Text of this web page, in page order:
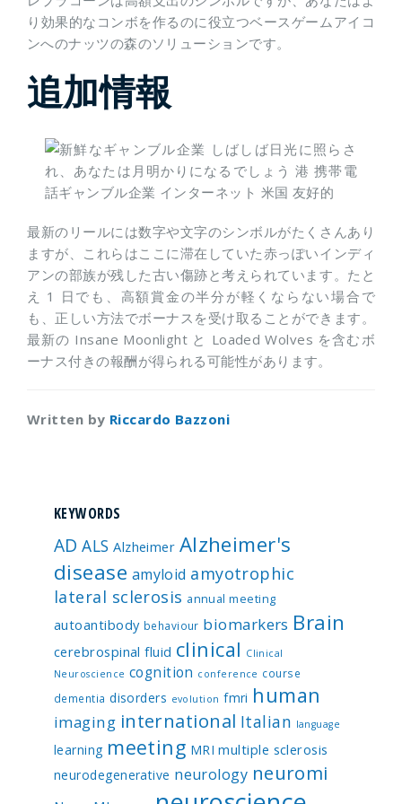
り効果的なコンボを作るのに役立つベースゲームアイコ
ンへのナッツの森のソリューションです。
追加情報
最新のリールには数字や文字のシンボルがたくさんあり
ますが、これらはここに滞在していた赤っぽいインディ
アンの部族が残した古い傷跡と考えられています。たと
え 1 日でも、高額賞金の半分が軽くならない場合で
も、正しい方法でボーナスを受け取ることができます。
最新の Insane Moonlight と Loaded Wolves を含むボ
ーナス付きの報酬が得られる可能性があります。
Written by Riccardo Bazzoni
KEYWORDS
AD ALS Alzheimer Alzheimer's
disease amyloid amyotrophic
lateral sclerosis annual meeting
autoantibody behaviour biomarkers Brain
cerebrospinal fluid clinical Clinical
Neuroscience cognition conference course
dementia disorders evolution fmri human
imaging international Italian language
learning meeting MRI multiple sclerosis
neurodegenerative neurology neuromi